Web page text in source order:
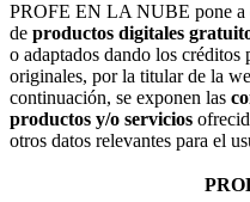
PROFE EN LA NUBE pone a
de productos digitales
o adaptados dando los créditos
originales, por la titular de la
continuación, se exponen las
productos y/o servicios
otros datos relevantes para el